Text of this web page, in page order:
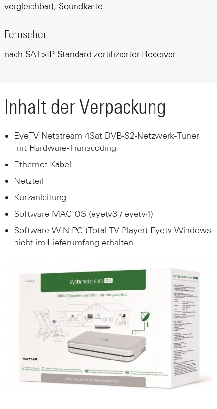
vergleichbar), Soundkarte
Fernseher
nach SAT>IP-Standard zertifizierter Receiver
Inhalt der Verpackung
EyeTV Netstream 4Sat DVB-S2-Netzwerk-Tuner
mit Hardware-Transcoding
Ethernet-Kabel
Netzteil
Kurzanleitung
Software MAC OS (eyetv3 / eyetv4)
Software WIN PC (Total TV Player) Eyetv Windows
nicht im Lieferumfang erhalten